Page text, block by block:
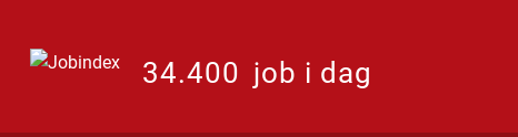
34.400 job i dag